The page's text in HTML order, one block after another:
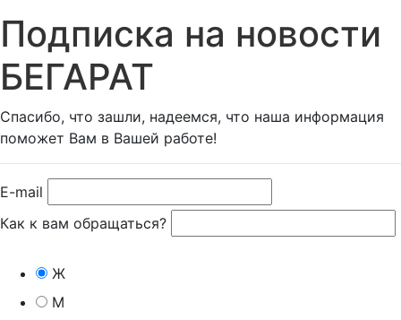
Подписка на новости
БЕГАРАТ
Спасибо, что зашли, надеемся, что наша информация
поможет Вам в Вашей работе!
E-mail
Как к вам обращаться?
Ж
М